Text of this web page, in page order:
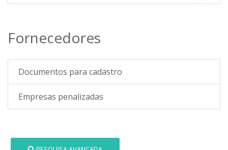
Fornecedores
Documentos para cadastro
Empresas penalizadas